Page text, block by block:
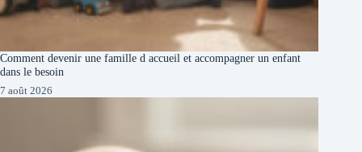
Comment devenir une famille d accueil et accompagner un enfant
dans le besoin
7 août 2026